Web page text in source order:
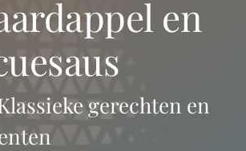
en
gerechten en